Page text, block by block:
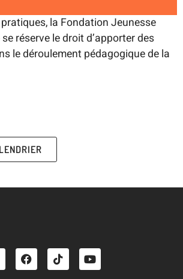
la Fondation Jeunesse
réserve le droit d’apporter des
le déroulement pédagogique de la